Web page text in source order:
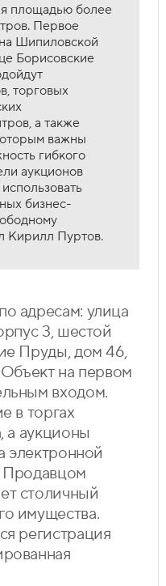
площадью более
Первое
Шипиловской
Борисовские
торговых
а также
важны
гибкого
аукционов
бизнес-
Кирилл Пуртов.
адресам: улица
3, шестой
Пруды, дом 46,
на первом
входом.
в торгах
а аукционы
электронной
Продавцом
столичный
имущества.
регистрация